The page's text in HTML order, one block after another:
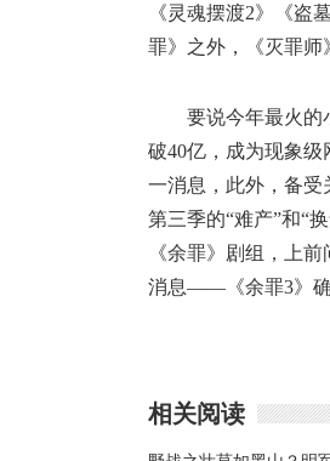
《灵魂摆渡2》《盗
罪》之外，《灭罪师
要说今年最火的
破40亿，成为现象
一消息，此外，备受
第三季的“难产”和“
《余罪》剧组，上
消息——《余罪3》确
相关阅读